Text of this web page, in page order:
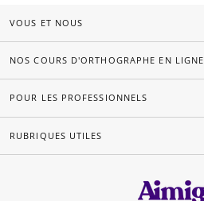
VOUS ET NOUS
NOS COURS D'ORTHOGRAPHE EN LIGNE
POUR LES PROFESSIONNELS
RUBRIQUES UTILES